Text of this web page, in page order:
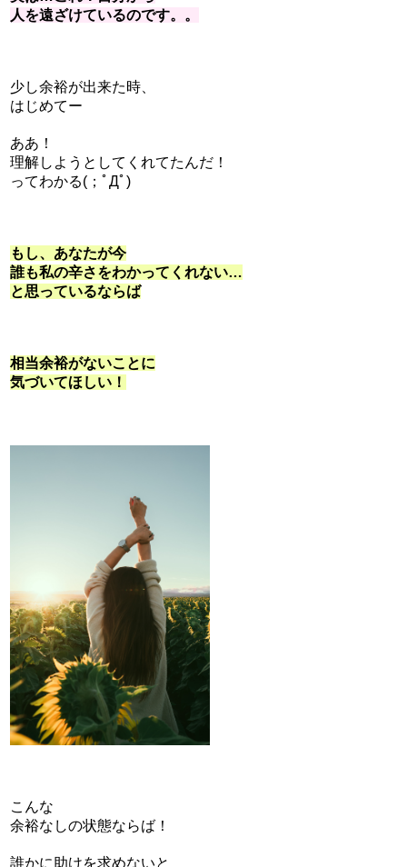
人を遠ざけているのです。。
少し余裕が出来た時、
はじめてー
ああ！
理解しようとしてくれてたんだ！
ってわかる(；ﾟДﾟ)
もし、あなたが今
誰も私の辛さをわかってくれない…
と思っているならば
相当余裕がないことに
気づいてほしい！
こんな
余裕なしの状態ならば！
誰かに助けを求めないと